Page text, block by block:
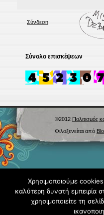
Σύνδεση
Σύνολο επισκέψεων
©2012 Πολιτισμός
Φιλοξενείται από
Χρησιμοποιούμε
καλύτερη δυνατή εμπειρία
χρησιμοποιείτε τη